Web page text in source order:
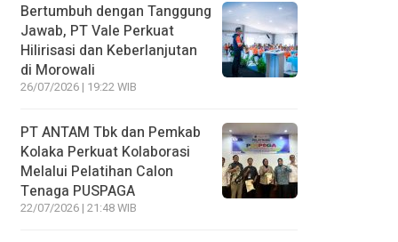
Bertumbuh dengan Tanggung
Jawab, PT Vale Perkuat
Hilirisasi dan Keberlanjutan
di Morowali
26/07/2026 | 19:22 WIB
PT ANTAM Tbk dan Pemkab
Kolaka Perkuat Kolaborasi
Melalui Pelatihan Calon
Tenaga PUSPAGA
22/07/2026 | 21:48 WIB